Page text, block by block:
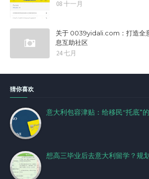
08 十一月
关于 0039yidali.com：打造全
息互助社区
24 七月
猜你喜欢
意大利包容津贴：给移民“托底”
想高三毕业后去意大利留学？规